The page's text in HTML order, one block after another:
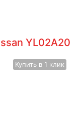
YL02A20
Купить в 1 клик